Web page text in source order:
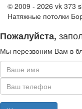
© 2009 - 2026 vk 373
Натяжные потолки
Пожалуйста,
Мы перезвоним Вам в